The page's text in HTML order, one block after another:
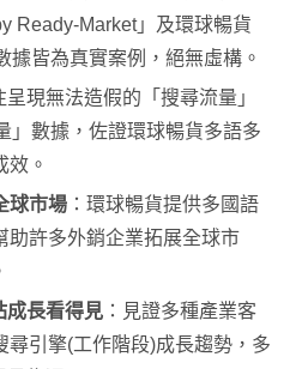
Ready-Market」及環球暢貨
據皆為真實案例，絕無虛構。
呈現無法造假的「搜尋流量」
」數據，佐證環球暢貨多語多
效。
球市場 ：環球暢貨提供多國語
助許多外銷企業拓展全球市
成長看得見 ：見證多種產業客
尋引擎(工作階段)成長趨勢，多